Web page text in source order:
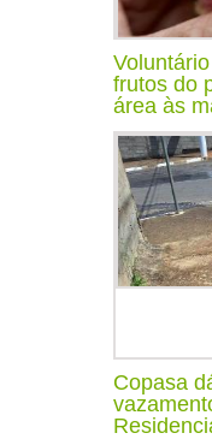
frutos do
área às
Copasa